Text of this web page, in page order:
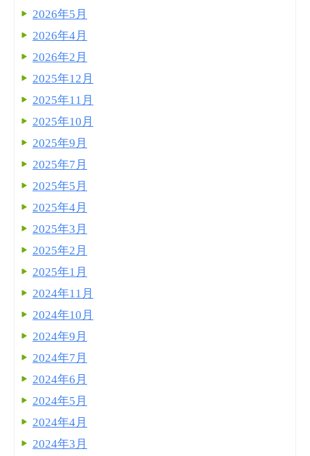
2026年5月
2026年4月
2026年2月
2025年12月
2025年11月
2025年10月
2025年9月
2025年7月
2025年5月
2025年4月
2025年3月
2025年2月
2025年1月
2024年11月
2024年10月
2024年9月
2024年7月
2024年6月
2024年5月
2024年4月
2024年3月